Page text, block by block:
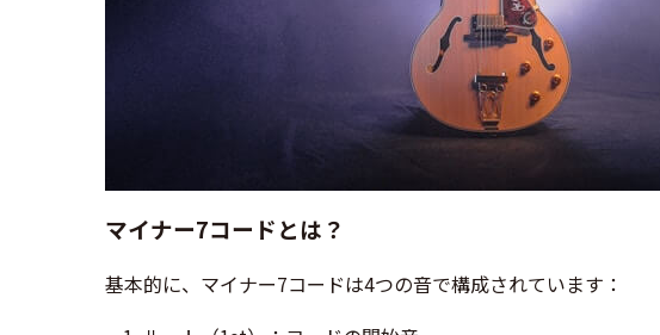
マイナー7コードとは？
基本的に、マイナー7コードは4つの音で構成されています：